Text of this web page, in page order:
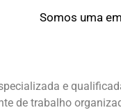
Somos uma
e
de trabalho